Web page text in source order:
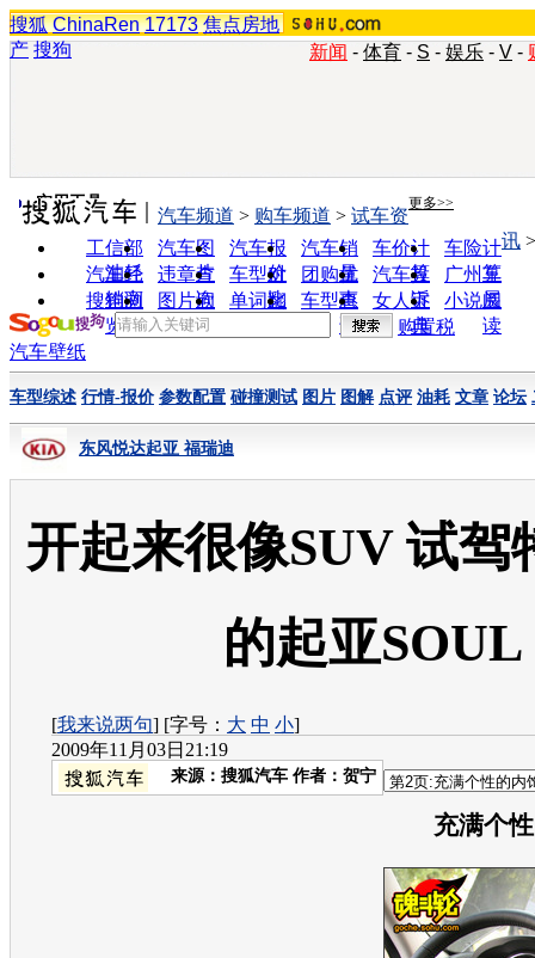
搜狐 ChinaRen 17173 焦点房地
产 搜狗 新闻 - 体育 - S - 娱乐 - V -
实用工具 更多>>
工信部
油耗
汽车图
片
汽车报
价
汽车销
量
车价计
算
车险计
算
汽车经
销商
违章查
询
车型对
比
团购优
惠
汽车投
诉
广州车
展
搜狗浏
览器
图片欣
赏
单词翻
车型查
询
女人宝
典
小说阅
读
汽车频道 > 购车频道 > 试车资
讯
购置税
汽车壁纸
车型综述 行情-报价 参数配置 碰撞测试 图片 图解 点评 油耗 文章 论坛
东风悦达起亚 福瑞迪
开起来很像SUV 试驾
的起亚SOUL
[我来说两句] [字号： 大 中 小]
2009年11月03日21:19
来源： 搜狐汽车 作者：贺宁
充满个